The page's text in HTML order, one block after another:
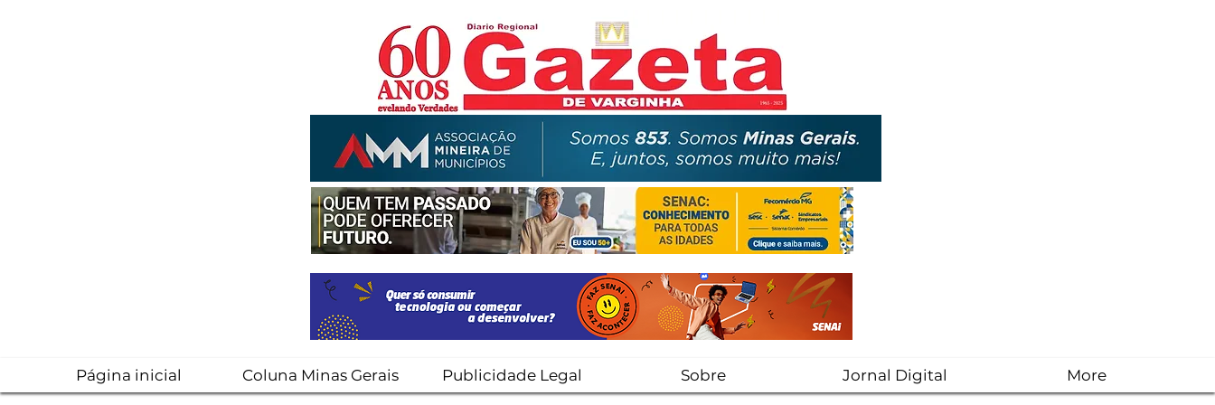
Página inicial Coluna Minas Gerais Publicidade Legal Sobre Jornal Digital More